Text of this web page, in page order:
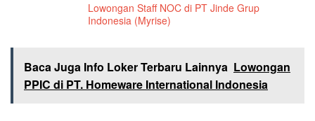
Lowongan Staff NOC di PT Jinde Grup
Indonesia (Myrise)
Baca Juga Info Loker Terbaru Lainnya Lowongan
PPIC di PT. Homeware International Indonesia